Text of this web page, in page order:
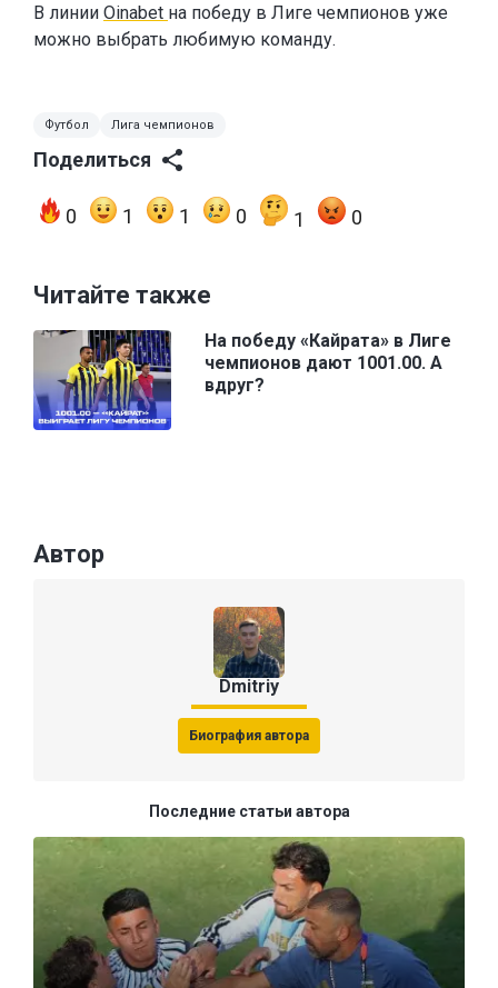
В линии Oinabet на победу в Лиге чемпионов уже
можно выбрать любимую команду.
Футбол Лига чемпионов
Поделиться
0 1 1 0 1 0
Читайте также
На победу «Кайрата» в Лиге
чемпионов дают 1001.00. А
вдруг?
Автор
Dmitriy
Биография автора
Последние статьи автора